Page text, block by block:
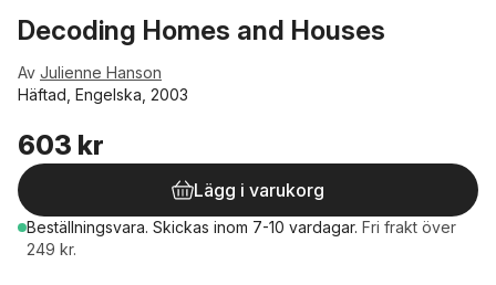
Decoding Homes and Houses
Av Julienne Hanson
Häftad, Engelska, 2003
603 kr
Lägg i varukorg
Beställningsvara. Skickas inom 7-10 vardagar. Fri frakt över
249 kr.